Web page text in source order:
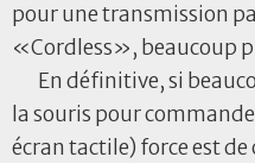
pour une transmission
«Cordless», beaucoup
En définitive, si
la souris pour
écran tactile) force est